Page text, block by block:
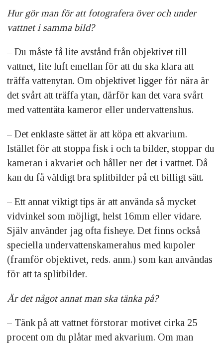
Hur gör man för att fotografera över och under
vattnet i samma bild?
– Du måste få lite avstånd från objektivet till
vattnet, lite luft emellan för att du ska klara att
träffa vattenytan. Om objektivet ligger för nära är
det svårt att träffa ytan, därför kan det vara svårt
med vattentäta kameror eller undervattenshus.
– Det enklaste sättet är att köpa ett akvarium.
Istället för att stoppa fisk i och ta bilder, stoppar du
kameran i akvariet och håller ner det i vattnet. Då
kan du få väldigt bra splitbilder på ett billigt sätt.
– Ett annat viktigt tips är att använda så mycket
vidvinkel som möjligt, helst 16mm eller vidare.
Själv använder jag ofta fisheye. Det finns också
speciella undervattenskamerahus med kupoler
(framför objektivet, reds. anm.) som kan användas
för att ta splitbilder.
Är det något annat man ska tänka på?
– Tänk på att vattnet förstorar motivet cirka 25
procent om du plåtar med akvarium. Om man